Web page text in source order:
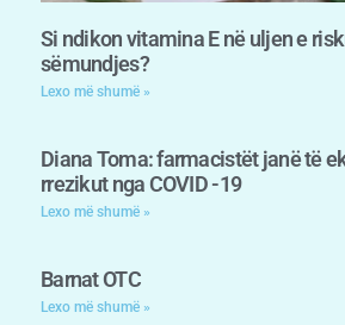
Si ndikon vitamina E në uljen e
sëmundjes?
Lexo më shumë »
Diana Toma: farmacistët janë të
rrezikut nga COVID -19
Lexo më shumë »
Barnat OTC
Lexo më shumë »